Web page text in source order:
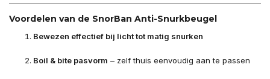
Voordelen van de SnorBan Anti-Snurkbeugel
Bewezen effectief bij licht tot matig snurken
Boil & bite pasvorm – zelf thuis eenvoudig aan te passen